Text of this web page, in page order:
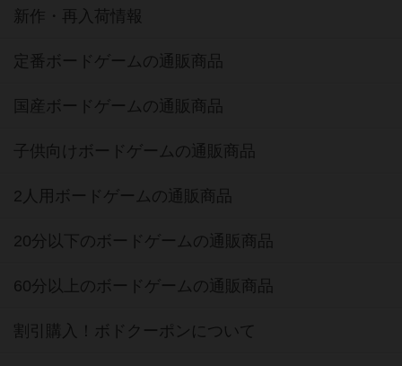
新作・再入荷情報
定番ボードゲームの通販商品
国産ボードゲームの通販商品
子供向けボードゲームの通販商品
2人用ボードゲームの通販商品
20分以下のボードゲームの通販商品
60分以上のボードゲームの通販商品
割引購入！ボドクーポンについて